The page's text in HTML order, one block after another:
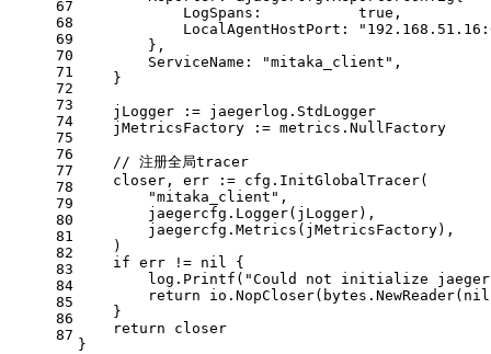
67
68
69
70
71
72
73
74
75
76
77
78
79
80
81
82
83
84
85
86
87
            LogSpans:
true ,
            LocalAgentHostPort:
        },
        ServiceName:
"mitaka_client" ,
    }
    jLogger := jaegerlog.StdLogger
    jMetricsFactory := metrics.NullFactory
// 注册全局tracer
    closer, err := cfg.InitGlobalTracer(
"mitaka_client" ,
        jaegercfg.Logger(jLogger),
        jaegercfg.Metrics(jMetricsFactory),
    )
if err != nil
{
        log.Printf(
"Could not initialize
return io.NopCloser(bytes.NewReader( nil
    }
return closer
}